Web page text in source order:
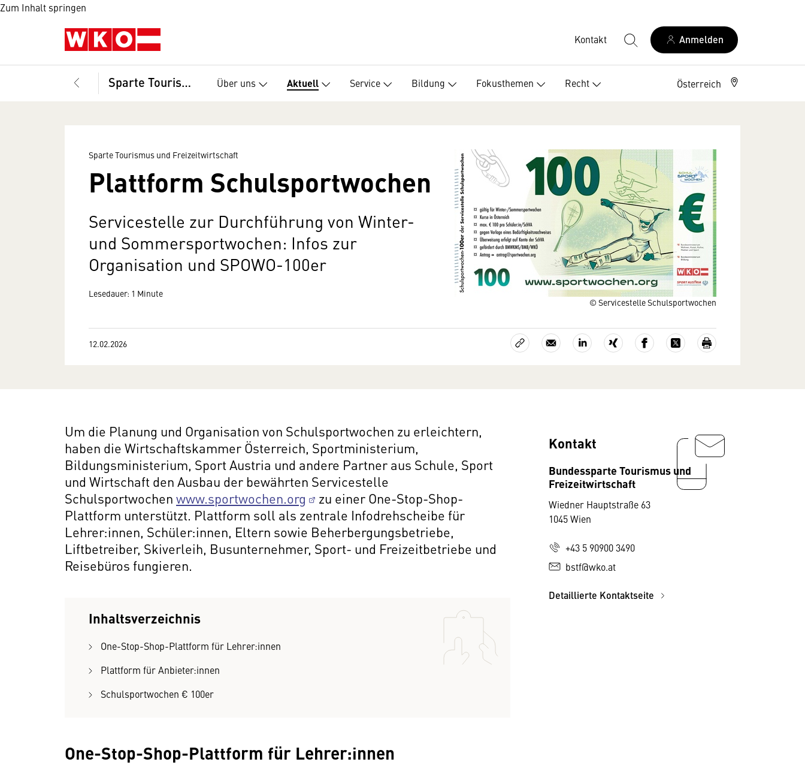
Zum Inhalt springen
Kontakt Anmelden
Sparte Tourismus und Freizeitwirtschaft Über uns Aktuell Service Bildung Fokusthemen Recht Österreich
© Servicestelle Schulsportwochen
Sparte Tourismus und Freizeitwirtschaft
Plattform Schulsportwochen
Servicestelle zur Durchführung von Winter-
und Sommersportwochen: Infos zur
Organisation und SPOWO-100er
Lesedauer: 1 Minute
12.02.2026
Um die Planung und Organisation von Schulsportwochen zu erleichtern,
haben die Wirtschaftskammer Österreich, Sportministerium,
Bildungsministerium, Sport Austria und andere Partner aus Schule, Sport
und Wirtschaft den Ausbau der bewährten Servicestelle
Schulsportwochenwww.sportwochen.org
zu einer One-Stop-Shop-
Plattform unterstützt. Plattform soll als zentrale Infodrehscheibe für
Lehrer:innen, Schüler:innen, Eltern sowie Beherbergungsbetriebe,
Liftbetreiber, Skiverleih, Busunternehmer, Sport- und Freizeitbetriebe und
Reisebüros fungieren.
Inhaltsverzeichnis
One-Stop-Shop-Plattform für Lehrer:innen
Plattform für Anbieter:innen
Schulsport­wochen € 100er
One-Stop-Shop-Plattform für Lehrer:innen
Kontakt
Bundessparte Tourismus und
Freizeitwirtschaft
Wiedner Hauptstraße 63
1045 Wien
+43 5 90900 3490
bstf@wko.at
Detaillierte Kontaktseite